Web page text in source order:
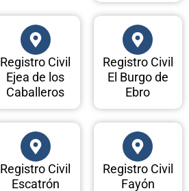
Registro Civil
Ejea de los
Caballeros
Registro Civil
El Burgo de
Ebro
Registro Civil
Escatrón
Registro Civil
Fayón